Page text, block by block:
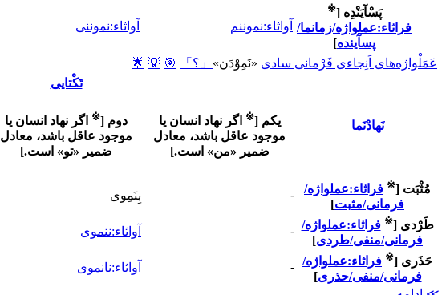
پَسْآیَنْدِه [
※
فراثاء:عملواژه/زمانما/
پسآینده]
آواثاء:نموننم آواثاء:نموننی
عَمَلْواژه‌های اَنِجاءی فَرْمانی سادی «نَمِوْدَن» 「؟」 🎯
💡
🌟
نَهادْنَما
تَکْتایی
یکم [
※ اگر نهاد انسان یا
موجود عاقل باشد، معادل
ضمیر «من» است.]
دوم [
※ اگر نهاد انسان یا
موجود عاقل باشد، معادل
ضمیر «تو» است.]
مُثْبَت [
※ فراثاء:عملواژه/
فرمانی/مثبت]
- بِنَمِوی
طَرْدی [
※ فراثاء:عملواژه/
فرمانی/منفی/طردی]
- آواثاء:ننموی
حَذَری [
※ فراثاء:عملواژه/
فرمانی/منفی/حذری]
- آواثاء:نانموی